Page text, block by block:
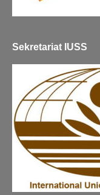
Sekretariat IUSS